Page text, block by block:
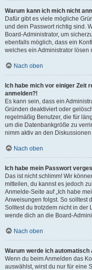
Warum kann ich mich nicht
Dafür gibt es viele mögliche
und dein Passwort richtig sind.
Board-Administrator, um
ebenfalls möglich, dass ein
welches ein Administrator lösen
Nach oben
Ich habe mich vor einiger Zeit
anmelden?!
Es kann sein, dass ein
Gründen deaktiviert oder
regelmäßig Benutzer, die für
um die Datenbankgröße zu
nimm aktiv an den Diskussionen
Nach oben
Ich habe mein Passwort
Das ist nicht schlimm! Wir
mitteilen, du kannst es jedoch
Anmelde-Seite auf „Ich habe
Anweisungen folgst. So solltest
Solltest du trotzdem nicht in der
wende dich an die Board-
Nach oben
Warum werde ich automatisch
Wenn du beim Anmelden das
auswählst, wirst du nur für eine